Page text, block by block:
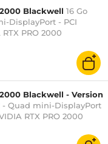
2000 Blackwell 16 Go
DisplayPort - PCI
PRO 2000
Blackwell - Version
- Quad mini-DisplayPort
RTX PRO 2000